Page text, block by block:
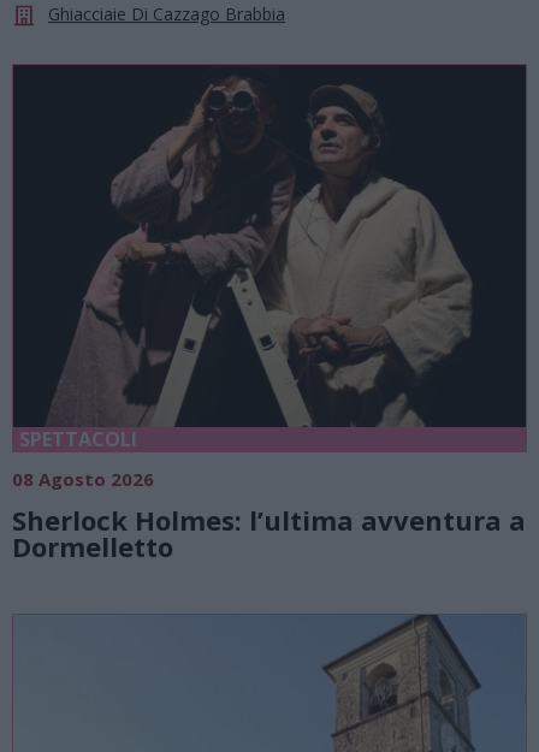
Ghiacciaie Di Cazzago Brabbia
SPETTACOLI
08 Agosto 2026
Sherlock Holmes: l’ultima avventura a
Dormelletto